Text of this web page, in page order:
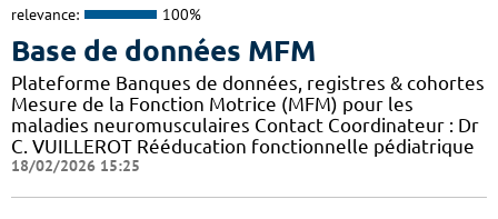
relevance: 100%
Base de données MFM
Plateforme Banques de données, registres & cohortes
Mesure de la Fonction Motrice (MFM) pour les
maladies neuromusculaires Contact Coordinateur : Dr
C. VUILLEROT Rééducation fonctionnelle pédiatrique
18/02/2026 15:25